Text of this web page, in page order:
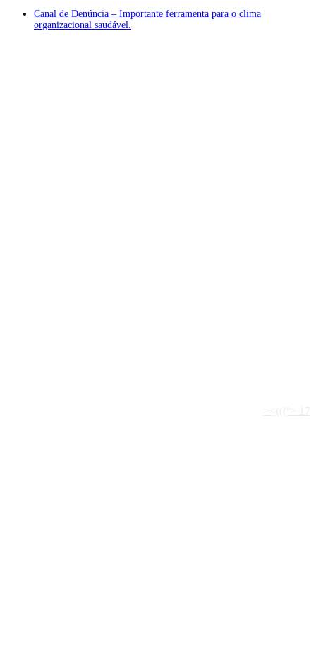
Canal de Denúncia – Importante ferramenta para o clima
organizacional saudável.